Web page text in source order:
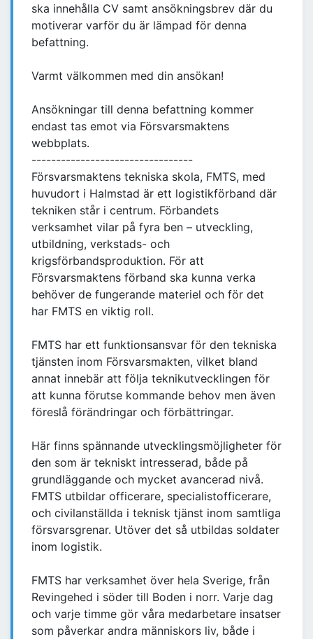
ska innehålla CV samt ansökningsbrev där du
motiverar varför du är lämpad för denna
befattning.
Varmt välkommen med din ansökan!
Ansökningar till denna befattning kommer
endast tas emot via Försvarsmaktens
webbplats.
---------------------------------
Försvarsmaktens tekniska skola, FMTS, med
huvudort i Halmstad är ett logistikförband där
tekniken står i centrum. Förbandets
verksamhet vilar på fyra ben – utveckling,
utbildning, verkstads- och
krigsförbandsproduktion. För att
Försvarsmaktens förband ska kunna verka
behöver de fungerande materiel och för det
har FMTS en viktig roll.
FMTS har ett funktionsansvar för den tekniska
tjänsten inom Försvarsmakten, vilket bland
annat innebär att följa teknikutvecklingen för
att kunna förutse kommande behov men även
föreslå förändringar och förbättringar.
Här finns spännande utvecklingsmöjligheter för
den som är tekniskt intresserad, både på
grundläggande och mycket avancerad nivå.
FMTS utbildar officerare, specialistofficerare,
och civilanställda i teknisk tjänst inom samtliga
försvarsgrenar. Utöver det så utbildas soldater
inom logistik.
FMTS har verksamhet över hela Sverige, från
Revingehed i söder till Boden i norr. Varje dag
och varje timme gör våra medarbetare insatser
som påverkar andra människors liv, både i